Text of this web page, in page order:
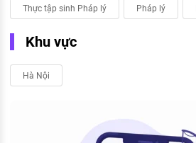
Thực tập sinh Pháp lý Pháp lý
Khu vực
Hà Nội